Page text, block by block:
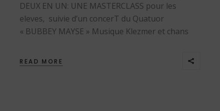
DEUX EN UN: UNE MASTERCLASS pour les
eleves, suivie d’un concerT du Quatuor
« BUBBEY MAYSE » Musique Klezmer et chans
READ MORE